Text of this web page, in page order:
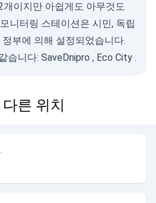
이지만 아쉽게도 아무것도
니터링 스테이션은 시민, 독립
부에 의해 설정되었습니다.
습니다: SaveDnipro , Eco City .
른 위치